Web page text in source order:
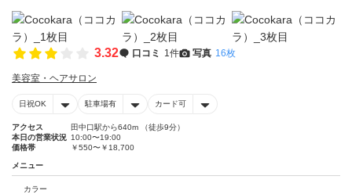
3.32 口コミ 1件 写真 16枚
美容室・ヘアサロン
日祝OK 駐車場有 カード可
アクセス
田中口駅から640m （徒歩9分）
本日の営業状況 10:00〜19:00
価格帯
￥550〜￥18,700
メニュー
カラー